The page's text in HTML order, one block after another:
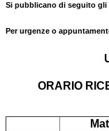
Si pubblicano di seguito
Per urgenze o
ORARIO